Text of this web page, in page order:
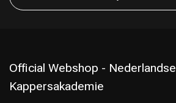
Official Webshop - Nederlandse
Kappersakademie